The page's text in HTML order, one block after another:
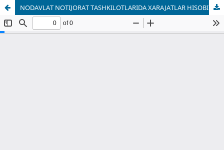
NODAVLAT NOTIJORAT TASHKILOTLARIDA XARAJATLAR HISOBINI SAMARALI YURITISH OMILLARI